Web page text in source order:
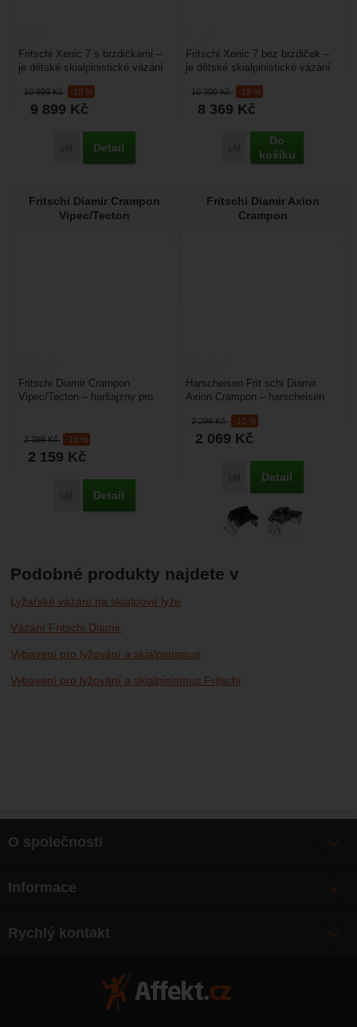
10 999Kč -10 %
9 899 Kč
Porovnat
Detail
Fritschi Xenic 7 s brzdičkami –
je dětské skialpinistické vázání
Využijete...
10 300Kč -19 %
8 369 Kč
Porovnat
Do
košíku
Fritschi Xenic 7 bez brzdiček –
je dětské skialpinistické vázání
Využijete...
Fritschi Diamir Crampon
Vipec/Tecton
2 399Kč -10 %
2 159 Kč
Porovnat
Detail
Fritschi Diamir Crampon
Vipec/Tecton – haršajzny pro
Fritschi Diamir Axion
Crampon
2 299Kč -10 %
2 069 Kč
Porovnat
Detail
Harscheisen Frit schi Diamir
Axion Crampon – harscheisen
86 mm. Jsou nepostradatelné...
Podobné produkty najdete v
Lyžařské vázání na skialpové lyže
Vázání Fritschi Diamir
Vybavení pro lyžování a skialpinismus
Vybavení pro lyžování a skialpinismus Fritschi
O společnosti
O nás
Mapa webu
Rychlý kontakt
Informace
Výměna, vrácení zboží
Zásady ochrany osobních údajů